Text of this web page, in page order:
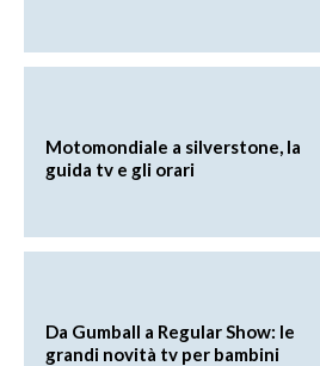
Motomondiale a silverstone, la
guida tv e gli orari
Da Gumball a Regular Show: le
grandi novità tv per bambini